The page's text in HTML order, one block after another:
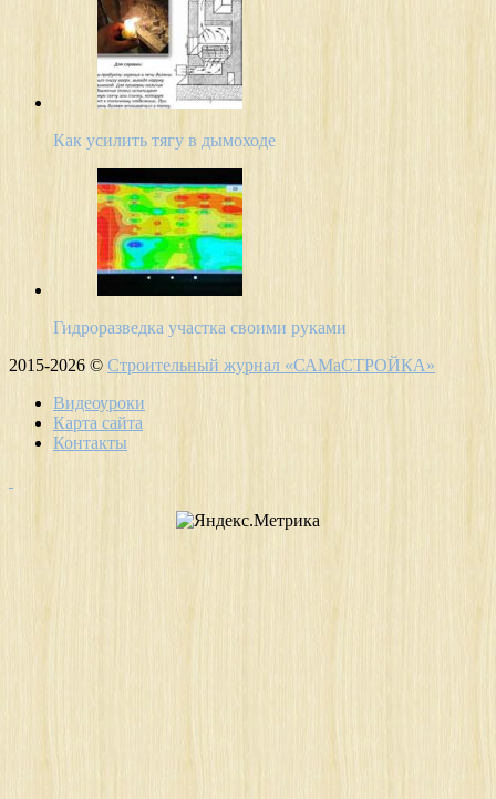
Как усилить тягу в дымоходе
Гидроразведка участка своими руками
2015-2026 © Строительный журнал «САМаСТРОЙКА»
Видеоуроки
Карта сайта
Контакты